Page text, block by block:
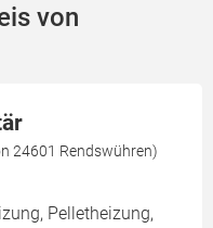
von
24601 Rendswühren)
Pelletheizung,